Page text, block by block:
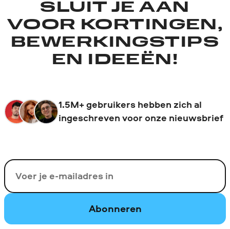
SLUIT JE AAN
VOOR KORTINGEN,
BEWERKINGSTIPS
EN IDEEËN!
1.5M+ gebruikers hebben zich al
ingeschreven voor onze nieuwsbrief
Uw e-mail
Abonneren